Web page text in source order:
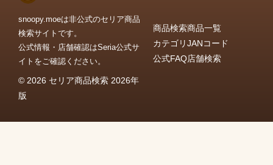
snoopy.moeは非公式のセリア商品
検索サイトです。
公式情報・店舗確認はSeria公式サ
イトをご確認ください。
© 2026 セリア商品検索 2026年
版
商品検索商品一覧
カテゴリJANコード
公式FAQ店舗検索